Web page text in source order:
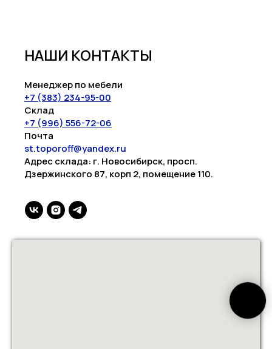
НАШИ КОНТАКТЫ
Менеджер по мебели
+7 (383) 234-95-00
Склад
+7 (996) 556-72-06
Почта
st.toporoff@yandex.ru
Адрес склада: г. Новосибирск, просп.
Дзержинского 87, корп 2, помещение 110.